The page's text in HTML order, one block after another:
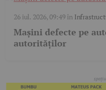
26 iul. 2026, 09:49în
Mașini defecte pe
autorităților